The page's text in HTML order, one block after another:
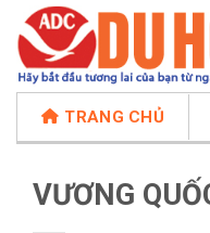
Chuyển
đến
nội
dung
TRANG CHỦ
VƯƠNG